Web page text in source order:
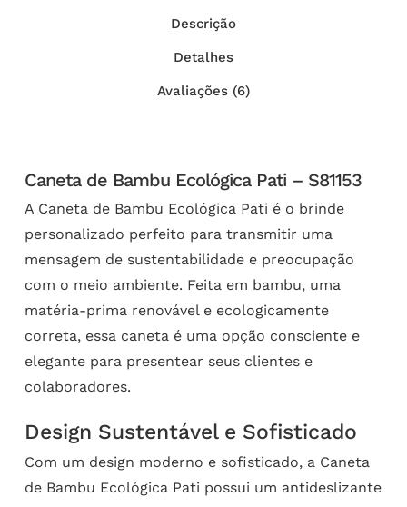
Descrição
Detalhes
Avaliações (6)
Caneta de Bambu Ecológica Pati – S81153
A Caneta de Bambu Ecológica Pati é o brinde
personalizado perfeito para transmitir uma
mensagem de sustentabilidade e preocupação
com o meio ambiente. Feita em bambu, uma
matéria-prima renovável e ecologicamente
correta, essa caneta é uma opção consciente e
elegante para presentear seus clientes e
colaboradores.
Design Sustentável e Sofisticado
Com um design moderno e sofisticado, a Caneta
de Bambu Ecológica Pati possui um antideslizante